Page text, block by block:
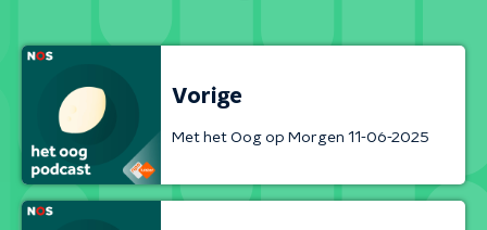
Vorige
Met het Oog op Morgen 11-06-2025